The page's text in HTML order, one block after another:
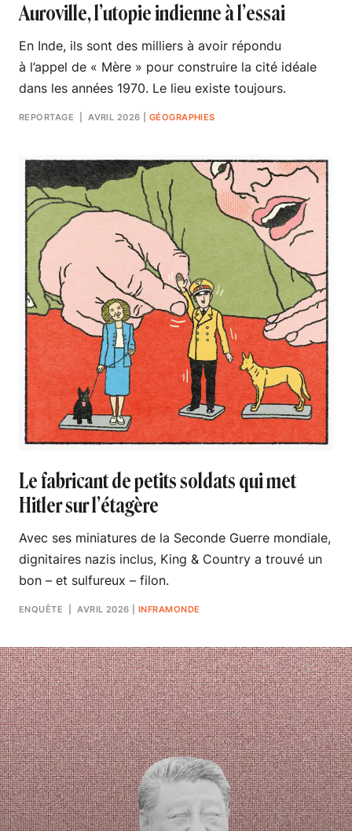
Auroville, l’utopie indienne à l’essai
En Inde, ils sont des milliers à avoir répondu
à l’appel de « Mère » pour construire la cité idéale
dans les années 1970. Le lieu existe toujours.
REPORTAGE | AVRIL 2026 GÉOGRAPHIES
Le fabricant de petits soldats qui met
Hitler sur l’étagère
Avec ses miniatures de la Seconde Guerre mondiale,
dignitaires nazis inclus, King & Country a trouvé un
bon – et sulfureux – filon.
ENQUÊTE | AVRIL 2026 |INFRAMONDE